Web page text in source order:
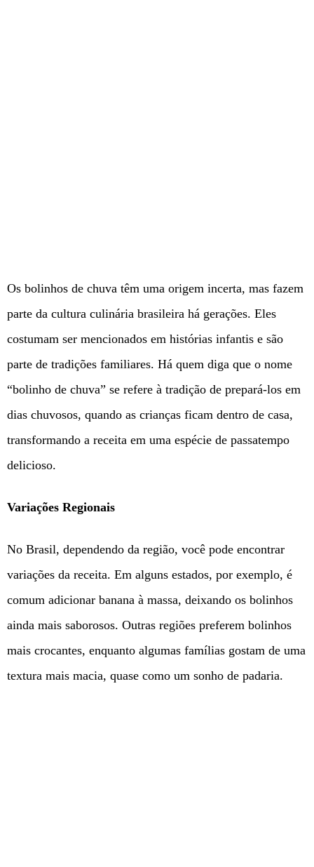
Os bolinhos de chuva têm uma origem incerta, mas fazem
parte da cultura culinária brasileira há gerações. Eles
costumam ser mencionados em histórias infantis e são
parte de tradições familiares. Há quem diga que o nome
“bolinho de chuva” se refere à tradição de prepará-los em
dias chuvosos, quando as crianças ficam dentro de casa,
transformando a receita em uma espécie de passatempo
delicioso.
Variações Regionais
No Brasil, dependendo da região, você pode encontrar
variações da receita. Em alguns estados, por exemplo, é
comum adicionar banana à massa, deixando os bolinhos
ainda mais saborosos. Outras regiões preferem bolinhos
mais crocantes, enquanto algumas famílias gostam de uma
textura mais macia, quase como um sonho de padaria.